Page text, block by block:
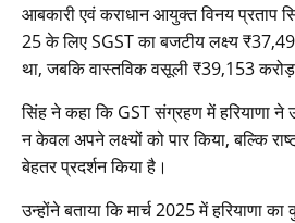
आबकारी एवं कराधान आयुक्त विनय प्रताप
25 के लिए SGST का बजटीय लक्ष्य
था, जबकि वास्तविक वसूली ₹39,153 करोड़
सिंह ने कहा कि GST संग्रहण में हरियाणा ने
न केवल अपने लक्ष्यों को पार किया, बल्कि
बेहतर प्रदर्शन किया है।
उन्होंने बताया कि मार्च 2025 में